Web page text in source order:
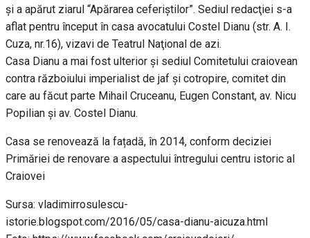
şi a apărut ziarul “Apărarea ceferiştilor”. Sediul redacţiei s-a
aflat pentru început în casa avocatului Costel Dianu (str. A. I.
Cuza, nr.16), vizavi de Teatrul Naţional de azi.
Casa Dianu a mai fost ulterior şi sediul Comitetului craiovean
contra războiului imperialist de jaf şi cotropire, comitet din
care au făcut parte Mihail Cruceanu, Eugen Constant, av. Nicu
Popilian şi av. Costel Dianu.
Casa se renovează la fațadă, în 2014, conform deciziei
Primăriei de renovare a aspectului întregului centru istoric al
Craiovei
Sursa: vladimirrosulescu-
istorie.blogspot.com/2016/05/casa-dianu-aicuza.html